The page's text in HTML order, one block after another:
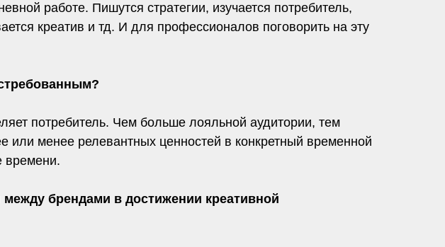
работе. Пишутся стратегии, изучается потребитель,
креатив и тд. И для профессионалов поговорить на эту
потребитель. Чем больше лояльной аудитории, тем
менее релевантных ценностей в конкретный временной
времени.
брендами в достижении креативной